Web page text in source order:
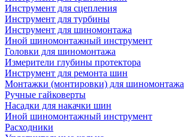
Инструмент для сцепления
Инструмент для турбины
Инструмент для шиномонтажа
Иной шиномонтажный инструмент
Головки для шиномонтажа
Измерители глубины протектора
Инструмент для ремонта шин
Монтажки (монтировки) для шиномонтажа
Ручные гайковерты
Насадки для накачки шин
Иной шиномонтажный инструмент
Расходники